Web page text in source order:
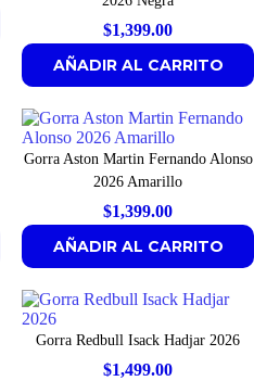
$1,399.00
AÑADIR AL CARRITO
Gorra Aston Martin Fernando Alonso
2026 Amarillo
$1,399.00
AÑADIR AL CARRITO
Gorra Redbull Isack Hadjar 2026
$1,499.00